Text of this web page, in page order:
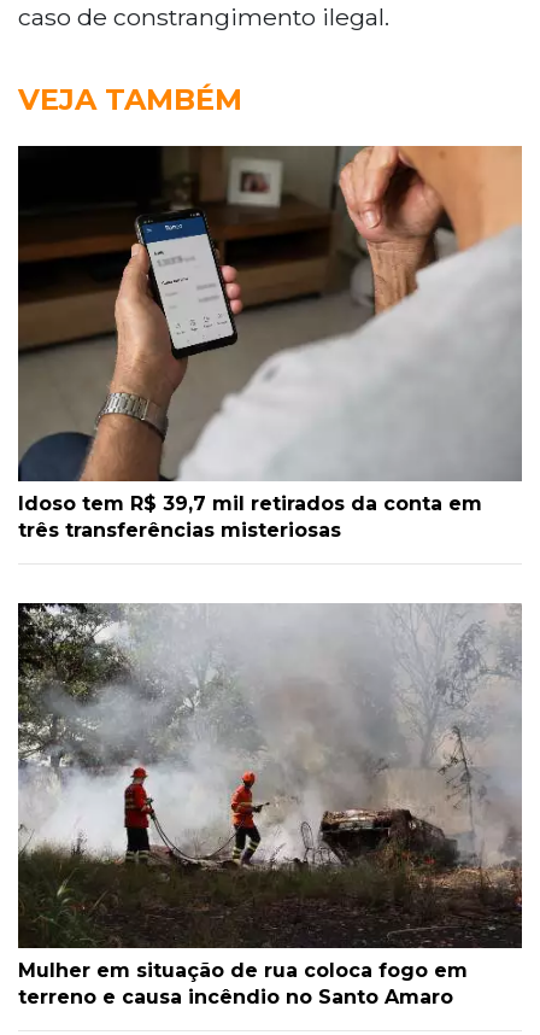
caso de constrangimento ilegal.
VEJA TAMBÉM
Idoso tem R$ 39,7 mil retirados da conta em
três transferências misteriosas
Mulher em situação de rua coloca fogo em
terreno e causa incêndio no Santo Amaro